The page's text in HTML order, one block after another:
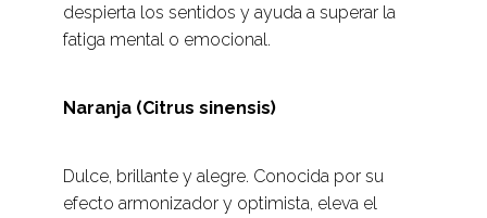
despierta los sentidos y ayuda a superar la
fatiga mental o emocional.
Naranja (Citrus sinensis)
Dulce, brillante y alegre. Conocida por su
efecto armonizador y optimista, eleva el